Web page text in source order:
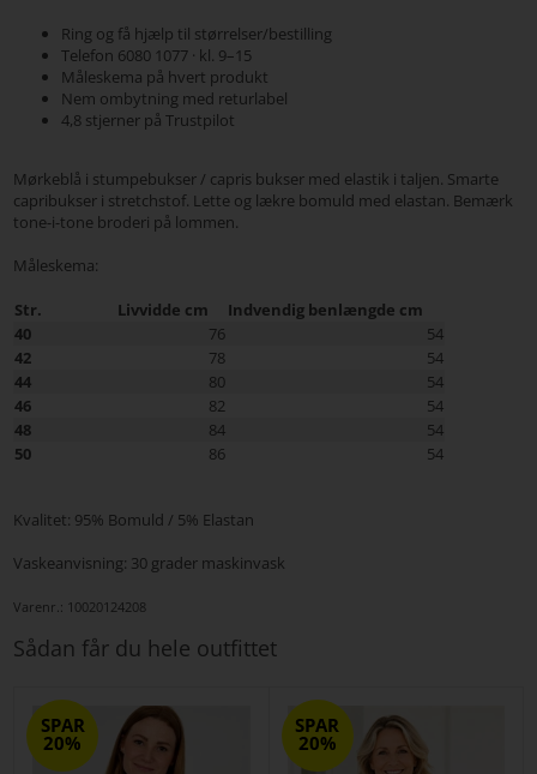
Ring og få hjælp til størrelser/bestilling
Telefon 6080 1077 · kl. 9–15
Måleskema på hvert produkt
Nem ombytning med returlabel
4,8 stjerner på Trustpilot
Mørkeblå i stumpebukser / capris bukser med elastik i taljen. Smarte
capribukser i stretchstof. Lette og lækre bomuld med elastan. Bemærk
tone-i-tone broderi på lommen.
Måleskema:
Str. Livvidde cm
Indvendig benlængde cm
40
76
54
42
78
54
44
80
54
46
82
54
48
84
54
50
86 54
Kvalitet: 95% Bomuld / 5% Elastan
Vaskeanvisning: 30 grader maskinvask
Varenr.: 10020124208
Sådan får du hele outfittet
SPAR
20%
SPAR
20%